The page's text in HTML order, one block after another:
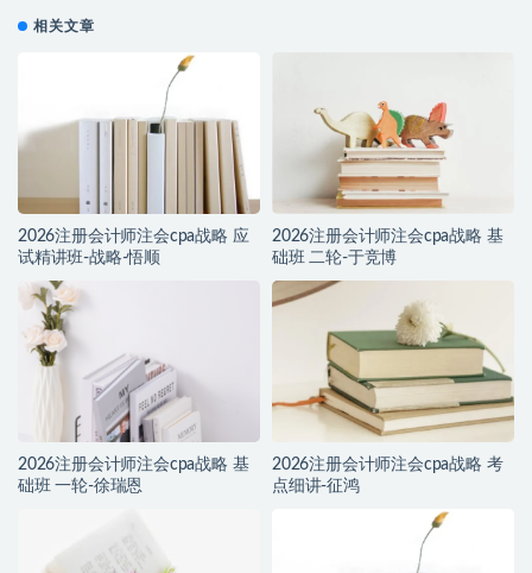
相关文章
2026注册会计师注会cpa战略 应
试精讲班-战略-悟顺
2026注册会计师注会cpa战略 基
础班 二轮-于竞博
2026注册会计师注会cpa战略 基
础班 一轮-徐瑞恩
2026注册会计师注会cpa战略 考
点细讲-征鸿